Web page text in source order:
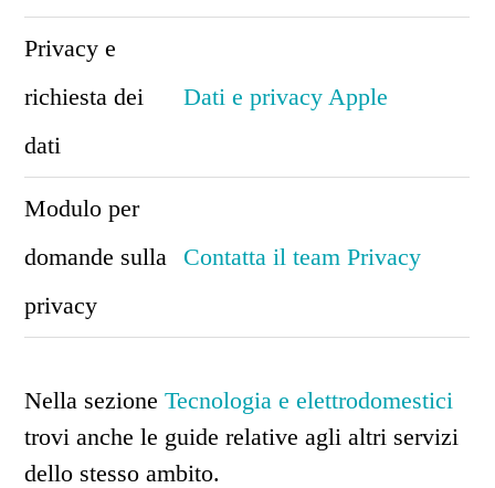
Privacy e
richiesta dei
dati
Dati e privacy Apple
Modulo per
domande sulla
privacy
Contatta il team Privacy
Nella sezioneTecnologia e elettrodomestici
trovi anche le guide relative agli altri servizi
dello stesso ambito.